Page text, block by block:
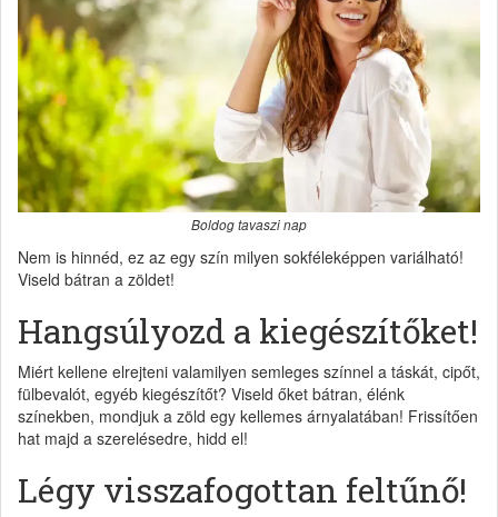
Boldog tavaszi nap
Nem is hinnéd, ez az egy szín milyen sokféleképpen variálható!
Viseld bátran a zöldet!
Hangsúlyozd a kiegészítőket!
Miért kellene elrejteni valamilyen semleges színnel a táskát, cipőt,
fülbevalót, egyéb kiegészítőt? Viseld őket bátran, élénk
színekben, mondjuk a zöld egy kellemes árnyalatában! Frissítően
hat majd a szerelésedre, hidd el!
Légy visszafogottan feltűnő!